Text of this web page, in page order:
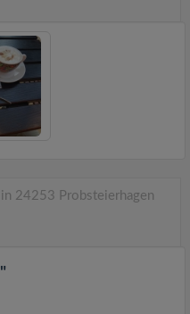
in 24253 Probsteierhagen